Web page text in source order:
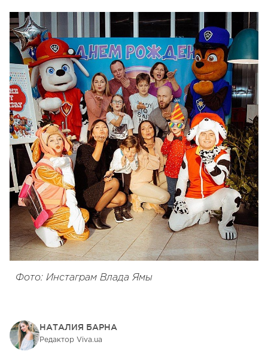
Фото: Инстаграм Влада Ямы
НАТАЛИЯ БАРНА
Редактор Viva.ua